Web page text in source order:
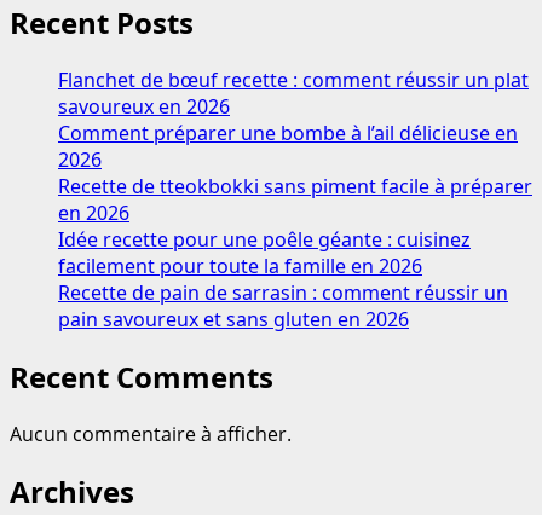
panisse
:
comment
préparer
ce
snack
provençal
en
2026
Recent Posts
Flanchet de bœuf recette : comment réussir un plat
savoureux en 2026
Comment préparer une bombe à l’ail délicieuse en
2026
Recette de tteokbokki sans piment facile à préparer
en 2026
Idée recette pour une poêle géante : cuisinez
facilement pour toute la famille en 2026
Recette de pain de sarrasin : comment réussir un
pain savoureux et sans gluten en 2026
Recent Comments
Aucun commentaire à afficher.
Archives